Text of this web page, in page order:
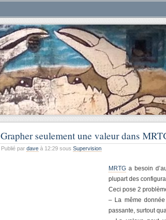
Grapher seulement une valeur dans
Publié par dave à 12:29 sous Supervision
MRTG a besoin
plupart des
Ceci pose 2
– La même
passante, surtout